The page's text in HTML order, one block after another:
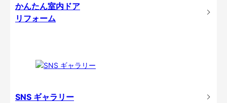
かんたん室内ドア
リフォーム
SNS ギャラリー